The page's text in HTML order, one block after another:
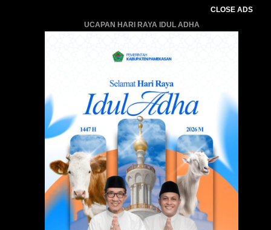
CLOSE ADS
UCAPAN HARI RAYA IDUL ADHA